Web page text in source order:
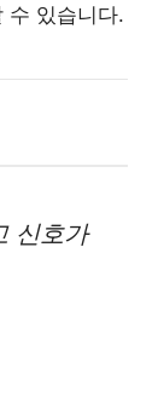
수 있습니다.
신호가